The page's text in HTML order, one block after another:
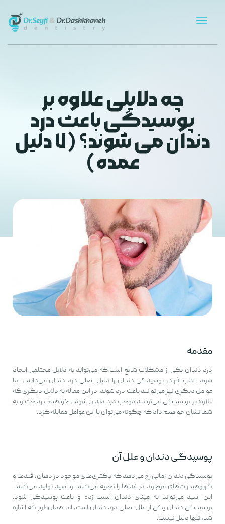
چه دلایلی علاوه بر
پوسیدگی باعث درد
دندان می شوند؟ (۷ دلیل
عمده)
مقدمه
درد دندان یکی از مشکلات شایع است که می‌تواند به دلایل مختلفی ایجاد
شود. اغلب افراد، پوسیدگی دندان را دلیل اصلی درد دندان می‌دانند، اما
عوامل دیگری نیز می‌توانند باعث درد شوند. در این مقاله به دلایل دیگری که
علاوه بر پوسیدگی می‌توانند موجب درد دندان شوند، خواهیم پرداخت و به
شما نشان خواهیم داد که چگونه می‌توان با این عوامل مقابله کرد.
پوسیدگی دندان و علل آن
پوسیدگی دندان زمانی رخ می‌دهد که باکتری‌های موجود در دهان، قندها و
کربوهیدرات‌های موجود در غذاها را تجزیه می‌کنند و اسید تولید می‌کنند.
این اسید می‌تواند به مینای دندان آسیب زده و باعث پوسیدگی شود.
پوسیدگی دندان یکی از علل اصلی درد دندان است، اما همان‌طور که اشاره
شد، تنها دلیل نیست.